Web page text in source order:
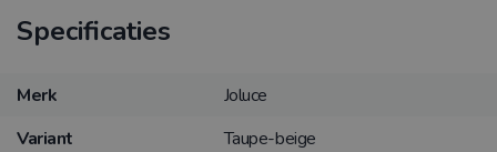
Specificaties
Merk
Joluce
Variant
Taupe-beige